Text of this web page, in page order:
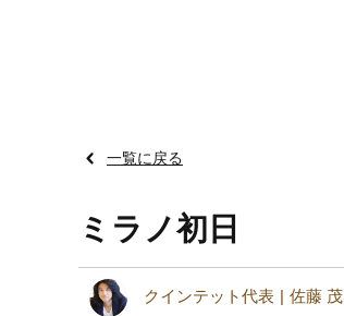
一覧に戻る
ミラノ初日
クインテット代表 佐藤 茂